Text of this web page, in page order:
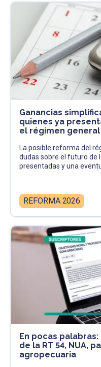
Ganancias
quienes ya
el régimen general
La posible reforma del
dudas sobre el futuro de
presentadas y una
REFORMA 2026
En pocas
de la RT 54, NUA,
agropecuaria